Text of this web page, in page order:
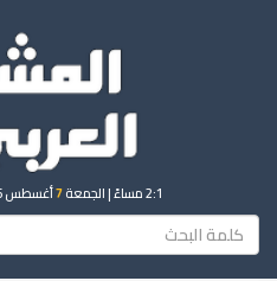
2:1 مساءً | الجمعة7أغسطس 2026 م |